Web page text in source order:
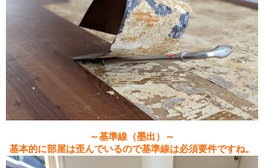
～基準線（墨出）～
基本的に部屋は歪んでいるので基準線は必須要件ですね。